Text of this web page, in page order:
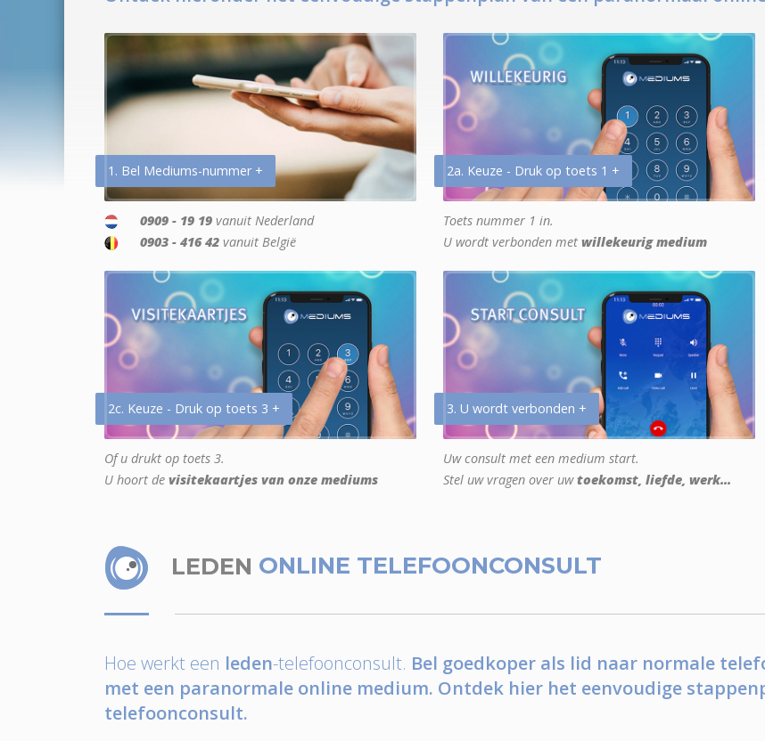
1. Bel Mediums-nummer +
0909 - 19 19 vanuit Nederland
0903 - 416 42 vanuit België
2a. Keuze - Druk op toets 1 +
Toets nummer 1 in.
U wordt verbonden met willekeurig medium
2c. Keuze - Druk op toets 3 +
Of u drukt op toets 3.
U hoort de visitekaartjes van onze mediums
3. U wordt verbonden +
Uw consult met een medium start.
Stel uw vragen over uwtoekomst, liefde, werk...
LEDEN ONLINE TELEFOONCONSULT
Hoe werkt een leden-telefoonconsult. Bel goedkoper als lid naar normale
met een paranormale online medium. Ontdek hier het eenvoudige
telefoonconsult.